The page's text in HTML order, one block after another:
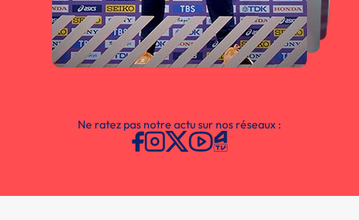
Ne ratez pas notre actu sur nos réseaux :